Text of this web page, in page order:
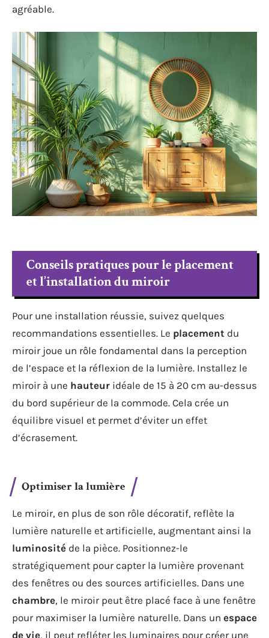
agréable.
Conseils pratiques pour le placement
et l’installation du miroir
Pour une installation réussie, suivez quelques
recommandations essentielles. Le placement du
miroir joue un rôle fondamental dans la perception
de l’espace et la réflexion de la lumière. Installez le
miroir à une hauteur idéale de 15 à 20 cm au-dessus
du bord supérieur de la commode. Cela crée un
équilibre visuel et permet d’éviter un effet
d’écrasement.
Optimiser la lumière
Le miroir, en plus de son rôle décoratif, reflète la
lumière naturelle et artificielle, augmentant ainsi la
luminosité de la pièce. Positionnez-le
stratégiquement pour capter la lumière provenant
des fenêtres ou des sources artificielles. Dans une
chambre, le miroir peut être placé face à une fenêtre
pour maximiser la lumière naturelle. Dans un espace
de vie, il peut refléter les luminaires pour créer une